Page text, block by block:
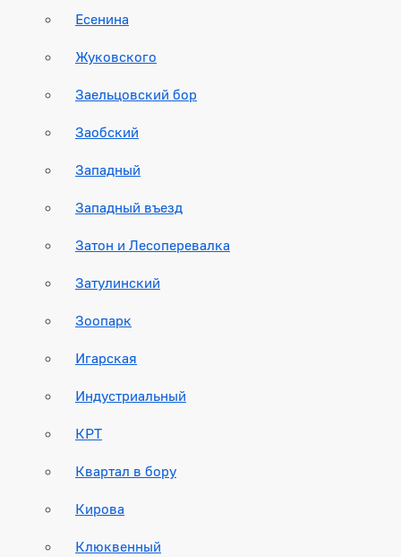
Есенина
Жуковского
Заельцовский бор
Заобский
Западный
Западный въезд
Затон и Лесоперевалка
Затулинский
Зоопарк
Игарская
Индустриальный
КРТ
Квартал в бору
Кирова
Клюквенный